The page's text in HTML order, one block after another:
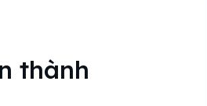
thành